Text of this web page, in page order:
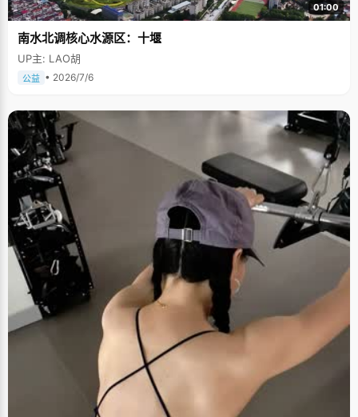
01:00
南水北调核心水源区：十堰
UP主: LAO胡
公益 • 2026/7/6